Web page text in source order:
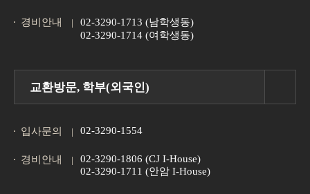
경비안내
02-3290-1713 (남학생동)
02-3290-1714 (여학생동)
교환방문, 학부(외국인)
입사문의 02-3290-1554
경비안내
02-3290-1806 (CJ I-House)
02-3290-1711 (안암 I-House)